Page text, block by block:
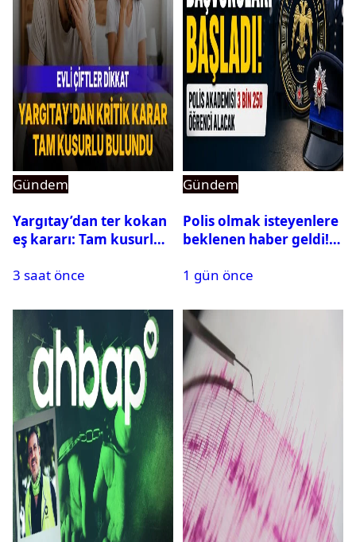
Gündem
Yargıtay’dan ter kokan
eş kararı: Tam kusurlu
3 saat önce
Gündem
Polis olmak isteyenlere
beklenen haber geldi!
1 gün önce